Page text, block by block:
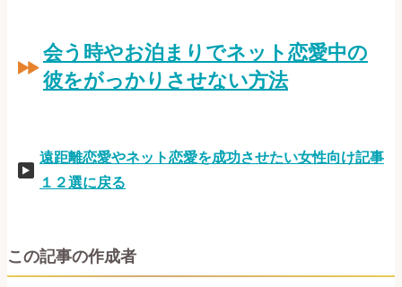
会う時やお泊まりでネット恋愛中の
彼をがっかりさせない方法
遠距離恋愛やネット恋愛を成功させたい女性向け記事
１２選に戻る
この記事の作成者